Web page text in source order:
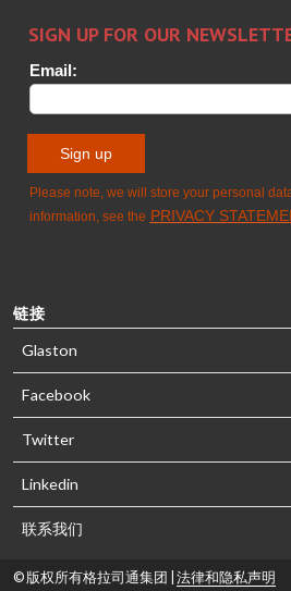
TREATMENT
- GLASTON
Timm
链接
Glaston
Facebook
Twitter
Linkedin
联系我们
© 版权所有格拉司通集团 | 法律和隐私声明